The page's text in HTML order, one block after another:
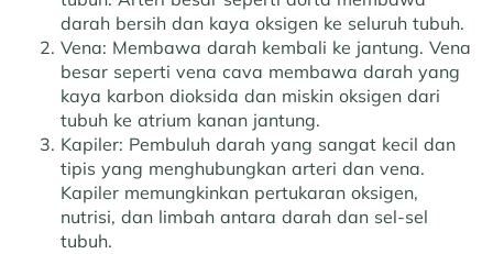
darah bersih dan kaya oksigen ke seluruh tubuh.
Vena: Membawa darah kembali ke jantung. Vena
besar seperti vena cava membawa darah yang
kaya karbon dioksida dan miskin oksigen dari
tubuh ke atrium kanan jantung.
Kapiler: Pembuluh darah yang sangat kecil dan
tipis yang menghubungkan arteri dan vena.
Kapiler memungkinkan pertukaran oksigen,
nutrisi, dan limbah antara darah dan sel-sel
tubuh.